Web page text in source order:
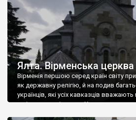
Ялта. Вірменська церква
Вірменія першою серед країн світу
як державну релігію, й на подив
українців, які усіх кавказців
є відданими вірянами Христа